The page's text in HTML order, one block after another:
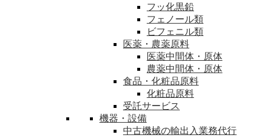
フッ化黒鉛
フェノール類
ビフェニル類
医薬・農薬原料
医薬中間体・原体
農薬中間体・原体
食品・化粧品原料
化粧品原料
受託サービス
機器・設備
中古機械の輸出入業務代行